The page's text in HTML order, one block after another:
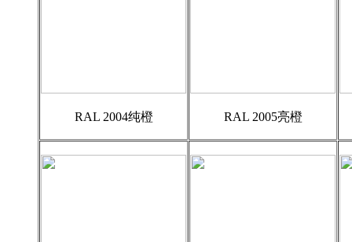
RAL 2004纯橙 RAL 2005亮橙